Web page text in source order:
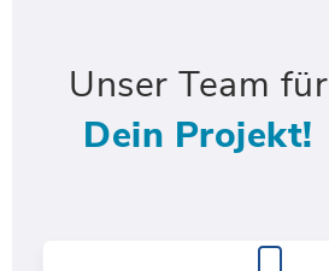
Unser Team für
Dein Projekt!